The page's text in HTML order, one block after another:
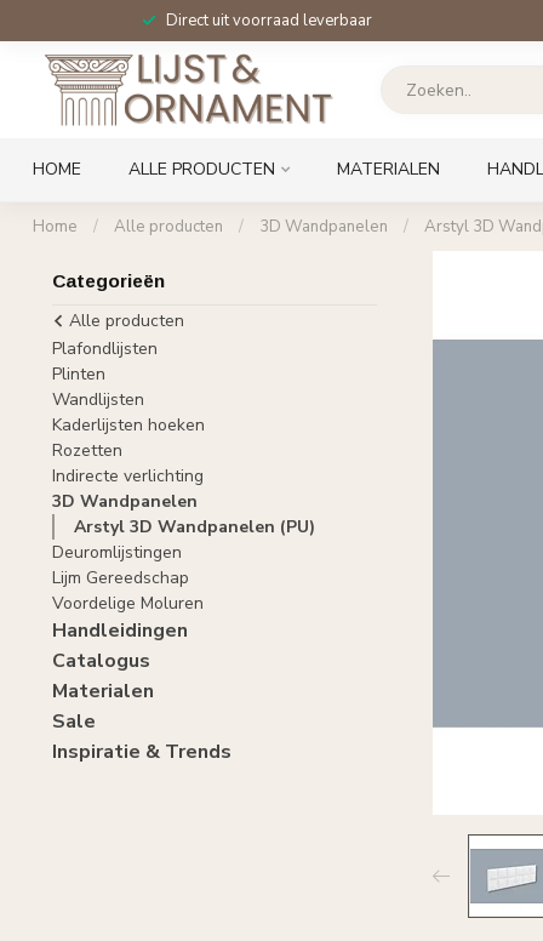
Direct uit voorraad leverbaar
HOME ALLE PRODUCTEN MATERIALEN
Home / Alle producten / 3D Wandpanelen / Arstyl 3D
Categorieën
Alle producten
Plafondlijsten
Plinten
Wandlijsten
Kaderlijsten hoeken
Rozetten
Indirecte verlichting
3D Wandpanelen
Arstyl 3D Wandpanelen (PU)
Deuromlijstingen
Lijm Gereedschap
Voordelige Moluren
Handleidingen
Catalogus
Materialen
Sale
Inspiratie & Trends